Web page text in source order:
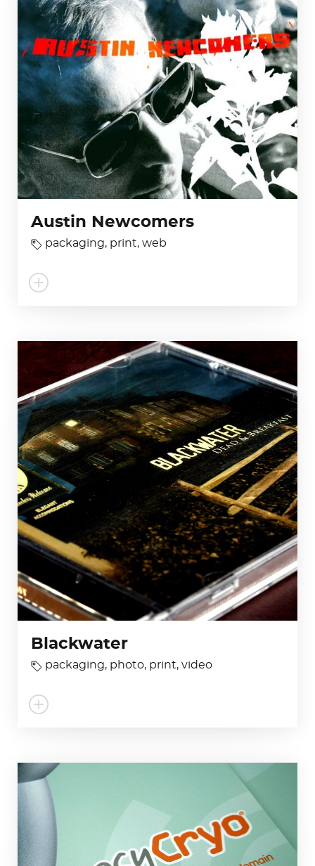
Austin Newcomers
packaging, print,web
Blackwater
packaging, photo, print,video